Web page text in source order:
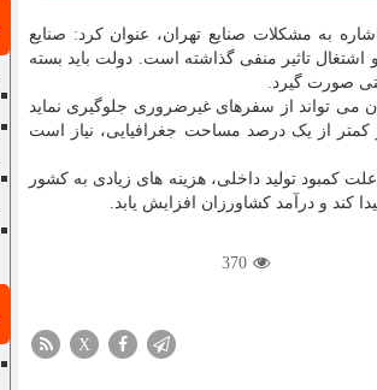
به مشکلات صنایع تهران، عنوان کرد: صنایع
تاثیر منفی گذاشته است. دولت باید بسته
صورت گیرد.
می تواند از سفرهای غیرضروری جلوگیری نماید
با عنایت به تمرکز ۲۰ درصد جمعیت کشور در کمتر از یک درصد مساحت جغرافیایی، نیاز است
کمبود تولید داخلی، هزینه های زیادی به کشور
کند و درآمد کشاورزان افزایش یابد.
370
X